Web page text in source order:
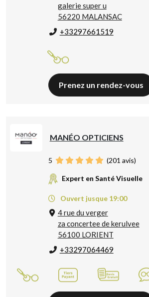
galerie super u
56220 MALANSAC
+33297661519
Prenez un rendez-vous
MANÉO OPTICIENS
5 (201 avis)
Expert en Santé Visuelle
Ouvert jusque 19:00
4 rue du verger
za concertee de kerulvee
56100 LORIENT
+33297064469